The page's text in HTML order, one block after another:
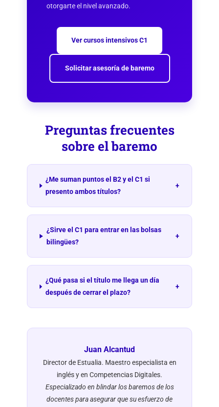
otorgarte el nivel avanzado.
Ver cursos intensivos C1
Solicitar asesoría de baremo
Preguntas frecuentes
sobre el baremo
¿Me suman puntos el B2 y el C1 si
presento ambos títulos?
+
¿Sirve el C1 para entrar en las bolsas
bilingües?
+
¿Qué pasa si el título me llega un día
después de cerrar el plazo?
+
Juan Alcantud
Director de Estualia. Maestro especialista en
inglés y en Competencias Digitales.
Especializado en blindar los baremos de los
docentes para asegurar que su esfuerzo de